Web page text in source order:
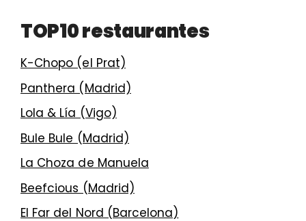
TOP10 restaurantes
K-Chopo (el Prat)
Panthera (Madrid)
Lola & Lía (Vigo)
Bule Bule (Madrid)
La Choza de Manuela
Beefcious (Madrid)
El Far del Nord (Barcelona)